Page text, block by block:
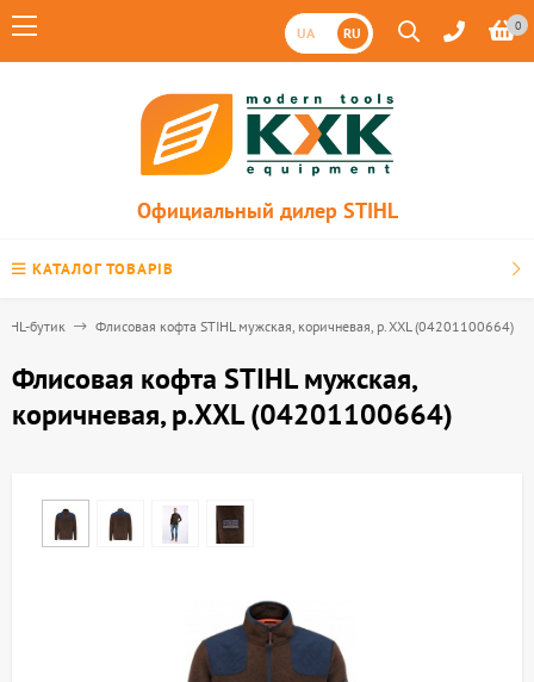
UA RU 0
Официальный дилер STIHL
КАТАЛОГ ТОВАРІВ
бутик Флисовая кофта STIHL мужская, коричневая, р.ХХL (04201100664)
Флисовая кофта STIHL мужская,
коричневая, р.ХХL (04201100664)